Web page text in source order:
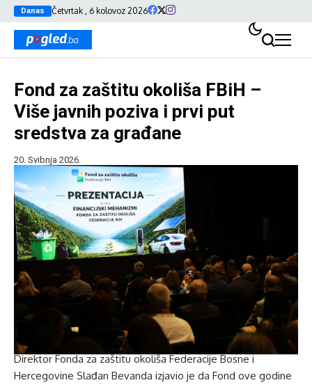
Danas Četvrtak , 6 kolovoz 2026
Fond za zaštitu okoliša FBiH –
Više javnih poziva i prvi put
sredstva za građane
20. Svibnja 2026.
Direktor Fonda za zaštitu okoliša Federacije Bosne i
Hercegovine Slađan Bevanda izjavio je da Fond ove godine